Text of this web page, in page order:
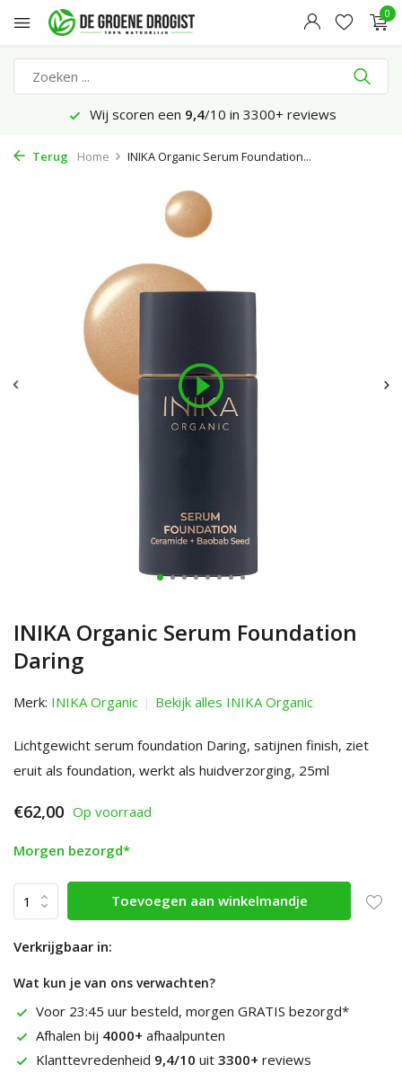
0
Wij scoren een 9,4/10 in 3300+ reviews
Terug Home INIKA Organic Serum Foundation...
INIKA Organic Serum Foundation
Daring
Merk: INIKA Organic Bekijk alles INIKA Organic
Lichtgewicht serum foundation Daring, satijnen finish, ziet
eruit als foundation, werkt als huidverzorging, 25ml
€62,00 Op voorraad
Morgen bezorgd*
Toevoegen aan winkelmandje
Verkrijgbaar in:
Wat kun je van ons verwachten?
Voor 23:45 uur besteld, morgen GRATIS bezorgd*
Afhalen bij 4000+ afhaalpunten
Klanttevredenheid 9,4/10 uit 3300+ reviews